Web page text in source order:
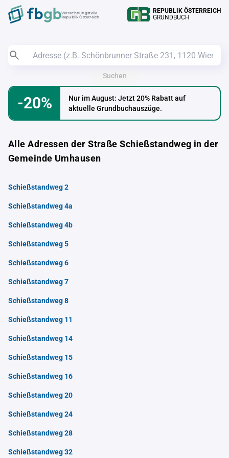
Verrechnungstelle
Republik Österreich
REPUBLIK ÖSTERREICH
GRUNDBUCH
Suchen
-20%
Nur im August: Jetzt 20% Rabatt auf
aktuelle Grundbuchauszüge.
Alle Adressen der Straße Schießstandweg in der
Gemeinde Umhausen
Schießstandweg 2
Schießstandweg 4a
Schießstandweg 4b
Schießstandweg 5
Schießstandweg 6
Schießstandweg 7
Schießstandweg 8
Schießstandweg 11
Schießstandweg 14
Schießstandweg 15
Schießstandweg 16
Schießstandweg 20
Schießstandweg 24
Schießstandweg 28
Schießstandweg 32